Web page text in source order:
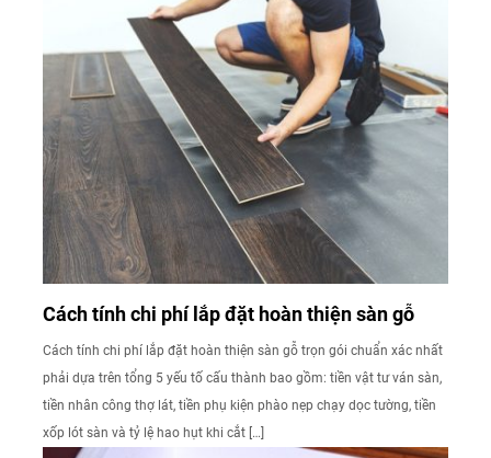
Cách tính chi phí lắp đặt hoàn thiện sàn gỗ
Cách tính chi phí lắp đặt hoàn thiện sàn gỗ trọn gói chuẩn xác nhất
phải dựa trên tổng 5 yếu tố cấu thành bao gồm: tiền vật tư ván sàn,
tiền nhân công thợ lát, tiền phụ kiện phào nẹp chạy dọc tường, tiền
xốp lót sàn và tỷ lệ hao hụt khi cắt […]